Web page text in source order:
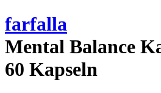
farfalla
Mental Balance
60 Kapseln